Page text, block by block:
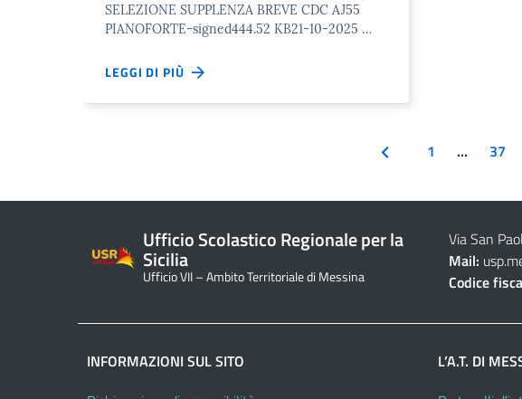
SELEZIONE SUPPLENZA BREVE CDC AJ55
PIANOFORTE-signed444.52 KB21-10-2025 …
LEGGI DI PIÙ
1 … 37
Ufficio Scolastico Regionale per la
Sicilia
Ufficio VII – Ambito Territoriale di Messina
Via San
Mail:
Codice
INFORMAZIONI SUL SITO
L’A.T. DI